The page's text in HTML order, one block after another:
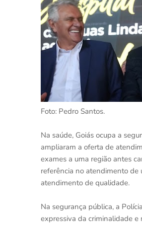
Foto: Pedro Santos.
Na saúde, Goiás ocupa a
ampliaram a oferta de
exames a uma região antes
referência no atendimento de
atendimento de qualidade.
Na segurança pública, a
expressiva da criminalidade e